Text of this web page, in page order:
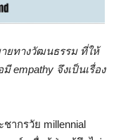
ยทางวัฒนธรรม ที่ให้
empathy จึงเป็นเรื่อง
ากรวัย millennial